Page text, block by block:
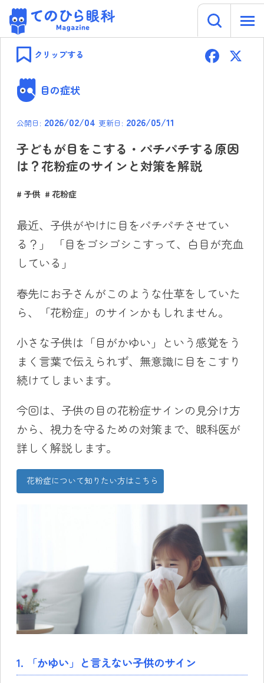
Skip
content
てのひら眼科 Magazine
目の症状
クリップする F
ok
公開日: 2026/02/04 更新日: 2026/05/11
子どもが目をこする・パチパチする原因
は？花粉症のサインと対策を解説
子供 花粉症
最近、子供がやけに目をパチパチさせてい
る？」 「目をゴシゴシこすって、白目が充血
している」
春先にお子さんがこのような仕草をしていた
ら、「花粉症」のサインかもしれません。
小さな子供は「目がかゆい」という感覚をう
まく言葉で伝えられず、無意識に目をこすり
続けてしまいます。
今回は、子供の目の花粉症サインの見分け方
から、視力を守るための対策まで、眼科医が
詳しく解説します。
花粉症について知りたい方はこちら
1. 「かゆい」と言えない子供のサイン